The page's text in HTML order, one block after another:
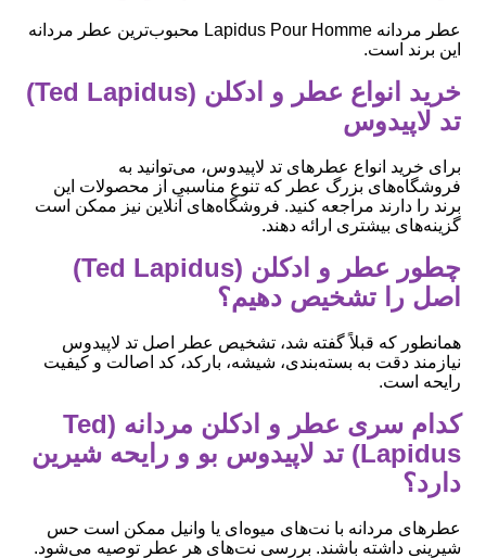
عطر مردانه Lapidus Pour Homme محبوب‌ترین عطر مردانه
این برند است.
خرید انواع عطر و ادکلن (Ted Lapidus)
تد لاپیدوس
برای خرید انواع عطرهای تد لاپیدوس، می‌توانید به
فروشگاه‌های بزرگ عطر که تنوع مناسبی از محصولات این
برند را دارند مراجعه کنید. فروشگاه‌های آنلاین نیز ممکن است
گزینه‌های بیشتری ارائه دهند.
چطور عطر و ادکلن (Ted Lapidus)
اصل را تشخیص دهیم؟
همانطور که قبلاً گفته شد، تشخیص عطر اصل تد لاپیدوس
نیازمند دقت به بسته‌بندی، شیشه، بارکد، کد اصالت و کیفیت
رایحه است.
کدام سری عطر و ادکلن مردانه (Ted
Lapidus) تد لاپیدوس بو و رایحه شیرین
دارد؟
عطرهای مردانه با نت‌های میوه‌ای یا وانیل ممکن است حس
شیرینی داشته باشند. بررسی نت‌های هر عطر توصیه می‌شود.